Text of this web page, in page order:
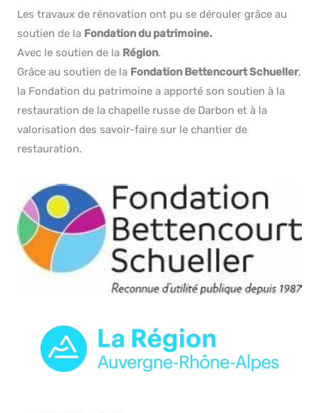
Les travaux de rénovation ont pu se dérouler grâce au
soutien de la Fondation du patrimoine.
Avec le soutien de la Région.
Grâce au soutien de la Fondation Bettencourt Schueller,
la Fondation du patrimoine a apporté son soutien à la
restauration de la chapelle russe de Darbon et à la
valorisation des savoir-faire sur le chantier de
restauration.